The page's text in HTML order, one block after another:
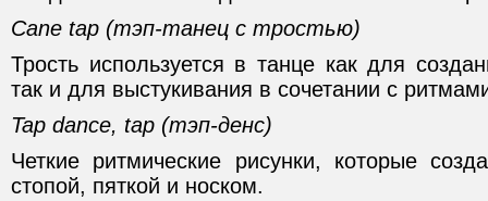
Cane tap (тэп-танец с тростью)
Трость используется в танце как для
так и для выстукивания в сочетании с
Tap dance, tap (тэп-денс)
Четкие ритмические рисунки, которые
стопой, пяткой и носком.